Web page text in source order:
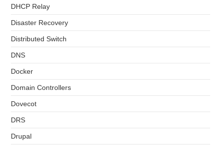
DHCP Relay
Disaster Recovery
Distributed Switch
DNS
Docker
Domain Controllers
Dovecot
DRS
Drupal